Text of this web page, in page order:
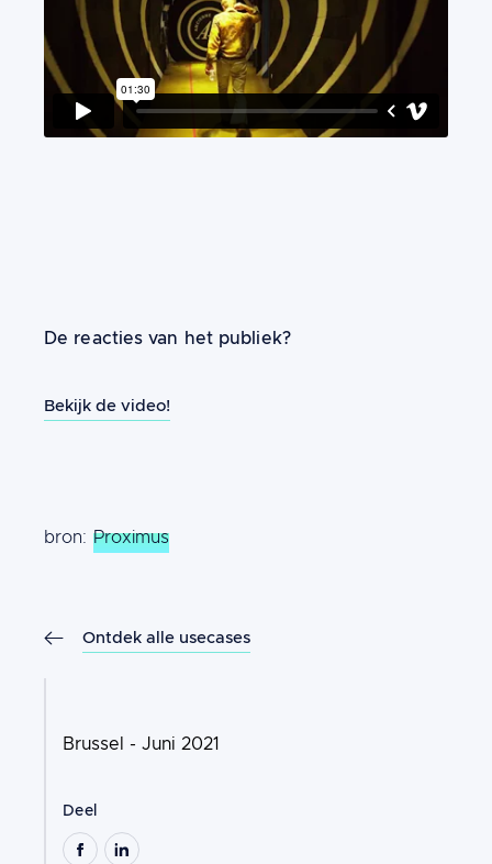
Ontdek alle usecases
Brussel - Juni 2021
Deel
De reacties van het publiek?
Bekijk de video!
Content
bron: Proximus